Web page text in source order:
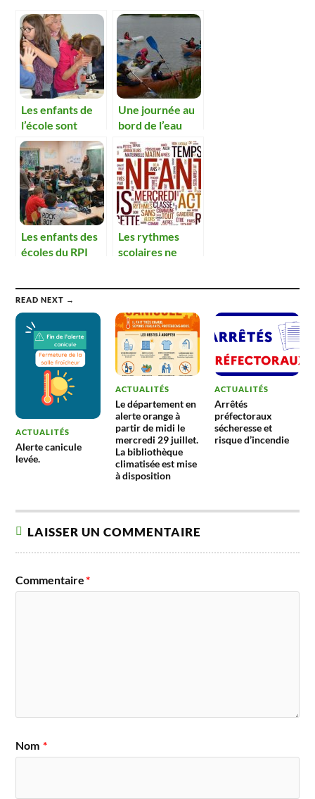
Les enfants de
l’école sont
incollables sur
les petites bêtes
Une journée au
bord de l’eau
pour les élèves
de Boz
Les enfants des
écoles du RPI
Les rythmes
scolaires ne
READ NEXT →
ACTUALITÉS
Alerte canicule
levée.
ACTUALITÉS
Le département en
alerte orange à
partir de midi le
mercredi 29 juillet.
La bibliothèque
climatisée est mise
à disposition
ACTUALITÉS
Arrêtés
préfectoraux
sécheresse et
risque d’incendie
LAISSER UN COMMENTAIRE
Commentaire*
Nom *